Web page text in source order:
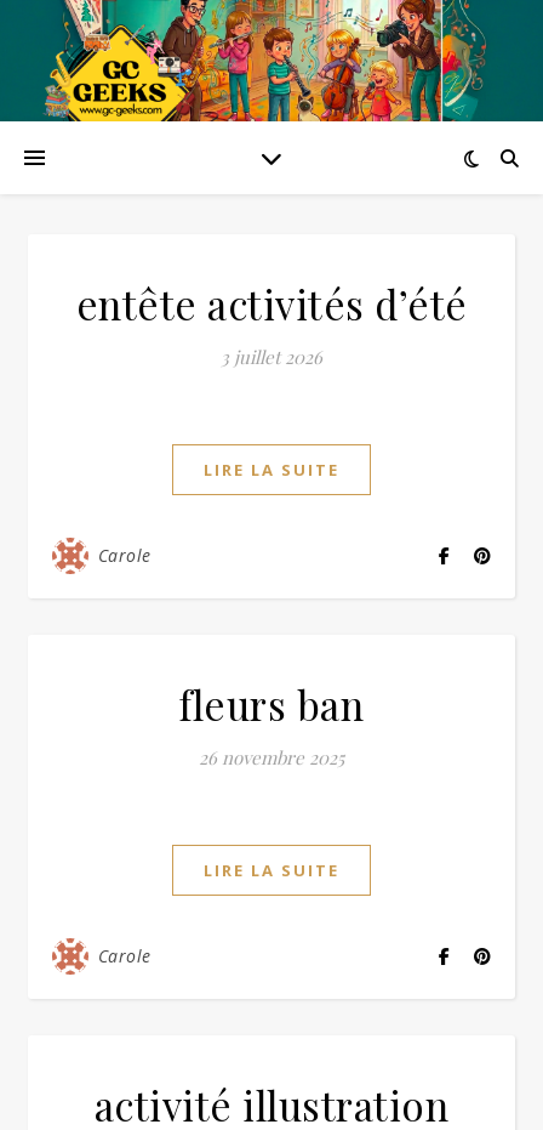
entête activités d’été
3 juillet 2026
LIRE LA SUITE
Carole
fleurs ban
26 novembre 2025
LIRE LA SUITE
Carole
activité illustration